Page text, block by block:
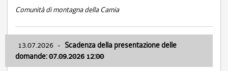
Comunità di montagna della Carnia
13.07.2026 - Scadenza della presentazione delle
domande: 07.09.2026 12:00